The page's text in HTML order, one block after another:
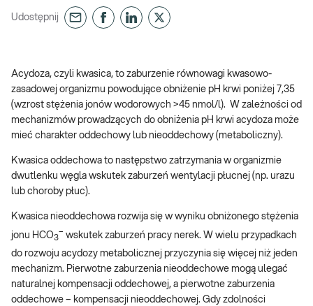
Udostępnij
Acydoza, czyli kwasica, to zaburzenie równowagi kwasowo-
zasadowej organizmu powodujące obniżenie pH krwi poniżej 7,35
(wzrost stężenia jonów wodorowych >45 nmol/l). W zależności od
mechanizmów prowadzących do obniżenia pH krwi acydoza może
mieć charakter oddechowy lub nieoddechowy (metaboliczny).
Kwasica oddechowa to następstwo zatrzymania w organizmie
dwutlenku węgla wskutek zaburzeń wentylacji płucnej (np. urazu
lub choroby płuc).
Kwasica nieoddechowa rozwija się w wyniku obniżonego stężenia
jonu HCO3
– wskutek zaburzeń pracy nerek. W wielu przypadkach
do rozwoju acydozy metabolicznej przyczynia się więcej niż jeden
mechanizm. Pierwotne zaburzenia nieoddechowe mogą ulegać
naturalnej kompensacji oddechowej, a pierwotne zaburzenia
oddechowe – kompensacji nieoddechowej. Gdy zdolności